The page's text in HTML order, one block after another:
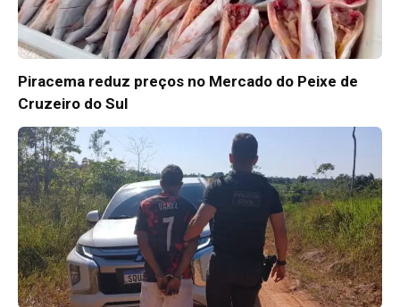
Piracema reduz preços no Mercado do Peixe de
Cruzeiro do Sul